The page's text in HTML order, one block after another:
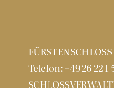
Telefon: +49 26 22 1